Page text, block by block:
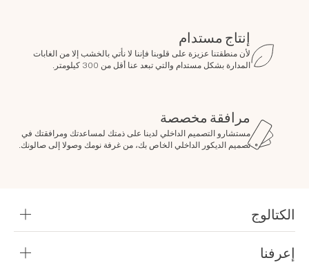
إنتاج مستدام
لأن منطقتنا عزيزة على قلوبنا فإننا لا نأتي بالخشب إلا من الغابات
المدارة بشكل مستدام والتي تبعد عنا أقل من 300 كيلومتر.
مرافقة مخصصة
مستشارو التصميم الداخلي لدينا على ذمتك لمساعدتك ومرافقتك في
تصميم الديكور الداخلي الخاص بك، من غرفة نومك وصولا إلى صالونك.
الكتالوج
إعرفنا